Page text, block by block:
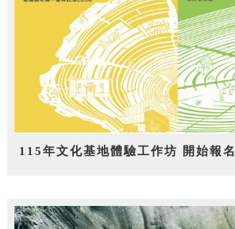
115年文化基地體驗工作坊 開始報名